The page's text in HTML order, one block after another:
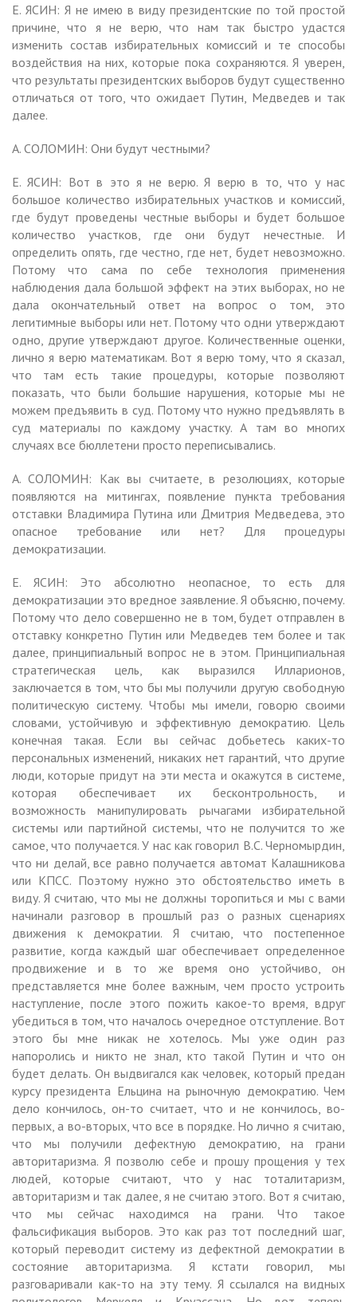
Е. ЯСИН: Я не имею в виду президентские по той простой
причине, что я не верю, что нам так быстро удастся
изменить состав избирательных комиссий и те способы
воздействия на них, которые пока сохраняются. Я уверен,
что результаты президентских выборов будут существенно
отличаться от того, что ожидает Путин, Медведев и так
далее.
А. СОЛОМИН: Они будут честными?
Е. ЯСИН: Вот в это я не верю. Я верю в то, что у нас
большое количество избирательных участков и комиссий,
где будут проведены честные выборы и будет большое
количество участков, где они будут нечестные. И
определить опять, где честно, где нет, будет невозможно.
Потому что сама по себе технология применения
наблюдения дала большой эффект на этих выборах, но не
дала окончательный ответ на вопрос о том, это
легитимные выборы или нет. Потому что одни утверждают
одно, другие утверждают другое. Количественные оценки,
лично я верю математикам. Вот я верю тому, что я сказал,
что там есть такие процедуры, которые позволяют
показать, что были большие нарушения, которые мы не
можем предъявить в суд. Потому что нужно предъявлять в
суд материалы по каждому участку. А там во многих
случаях все бюллетени просто переписывались.
А. СОЛОМИН: Как вы считаете, в резолюциях, которые
появляются на митингах, появление пункта требования
отставки Владимира Путина или Дмитрия Медведева, это
опасное требование или нет? Для процедуры
демократизации.
Е. ЯСИН: Это абсолютно неопасное, то есть для
демократизации это вредное заявление. Я объясню, почему.
Потому что дело совершенно не в том, будет отправлен в
отставку конкретно Путин или Медведев тем более и так
далее, принципиальный вопрос не в этом. Принципиальная
стратегическая цель, как выразился Илларионов,
заключается в том, что бы мы получили другую свободную
политическую систему. Чтобы мы имели, говорю своими
словами, устойчивую и эффективную демократию. Цель
конечная такая. Если вы сейчас добьетесь каких-то
персональных изменений, никаких нет гарантий, что другие
люди, которые придут на эти места и окажутся в системе,
которая обеспечивает их бесконтрольность, и
возможность манипулировать рычагами избирательной
системы или партийной системы, что не получится то же
самое, что получается. У нас как говорил В.С. Черномырдин,
что ни делай, все равно получается автомат Калашникова
или КПСС. Поэтому нужно это обстоятельство иметь в
виду. Я считаю, что мы не должны торопиться и мы с вами
начинали разговор в прошлый раз о разных сценариях
движения к демократии. Я считаю, что постепенное
развитие, когда каждый шаг обеспечивает определенное
продвижение и в то же время оно устойчиво, он
представляется мне более важным, чем просто устроить
наступление, после этого пожить какое-то время, вдруг
убедиться в том, что началось очередное отступление. Вот
этого бы мне никак не хотелось. Мы уже один раз
напоролись и никто не знал, кто такой Путин и что он
будет делать. Он выдвигался как человек, который предан
курсу президента Ельцина на рыночную демократию. Чем
дело кончилось, он-то считает, что и не кончилось, во-
первых, а во-вторых, что все в порядке. Но лично я считаю,
что мы получили дефектную демократию, на грани
авторитаризма. Я позволю себе и прошу прощения у тех
людей, которые считают, что у нас тоталитаризм,
авторитаризм и так далее, я не считаю этого. Вот я считаю,
что мы сейчас находимся на грани. Что такое
фальсификация выборов. Это как раз тот последний шаг,
который переводит систему из дефектной демократии в
состояние авторитаризма. Я кстати говорил, мы
разговаривали как-то на эту тему. Я ссылался на видных